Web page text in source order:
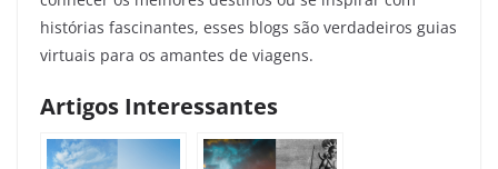
histórias fascinantes, esses blogs são verdadeiros guias
virtuais para os amantes de viagens.
Artigos Interessantes